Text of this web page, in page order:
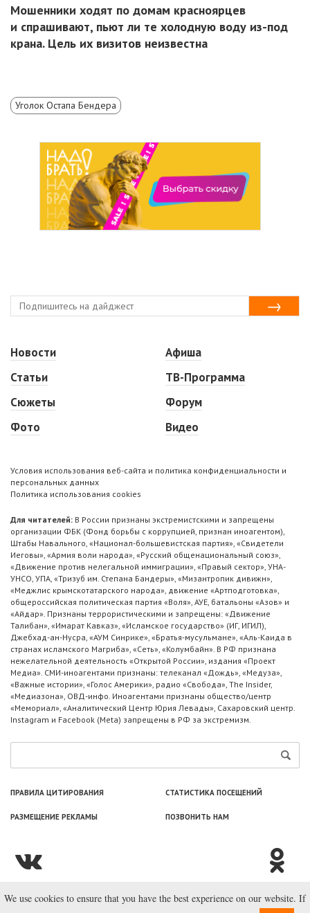
Мошенники ходят по домам красноярцев
и спрашивают, пьют ли те холодную воду из-под
крана. Цель их визитов неизвестна
Уголок Остапа Бендера
Новости
Статьи
Сюжеты
Фото
Афиша
ТВ-Программа
Форум
Видео
Условия использования веб-сайта и политика конфиденциальности и
персональных данных
Политика использования cookies
Для читателей: В России признаны экстремистскими и запрещены
организации ФБК (Фонд борьбы с коррупцией, признан иноагентом),
Штабы Навального, «Национал-большевистская партия», «Свидетели
Иеговы», «Армия воли народа», «Русский общенациональный союз»,
«Движение против нелегальной иммиграции», «Правый сектор», УНА-
УНСО, УПА, «Тризуб им. Степана Бандеры», «Мизантропик дивижн»,
«Меджлис крымскотатарского народа», движение «Артподготовка»,
общероссийская политическая партия «Воля», АУЕ, батальоны «Азов» и
«Айдар». Признаны террористическими и запрещены: «Движение
Талибан», «Имарат Кавказ», «Исламское государство» (ИГ, ИГИЛ),
Джебхад-ан-Нусра, «АУМ Синрике», «Братья-мусульмане», «Аль-Каида в
странах исламского Магриба», «Сеть», «Колумбайн». В РФ признана
нежелательной деятельность «Открытой России», издания «Проект
Медиа». СМИ-иноагентами признаны: телеканал «Дождь», «Медуза»,
«Важные истории», «Голос Америки», радио «Свобода», The Insider,
«Медиазона», ОВД-инфо. Иноагентами признаны общество/центр
«Мемориал», «Аналитический Центр Юрия Левады», Сахаровский центр.
Instagram и Facebook (Metа) запрещены в РФ за экстремизм.
ПРАВИЛА ЦИТИРОВАНИЯ СТАТИСТИКА ПОСЕЩЕНИЙ
РАЗМЕЩЕНИЕ РЕКЛАМЫ ПОЗВОНИТЬ НАМ
© ООО «Лаборатория Новоcтей», 2003—2026.
We use cookies to ensure that you have the best experience on our website. If